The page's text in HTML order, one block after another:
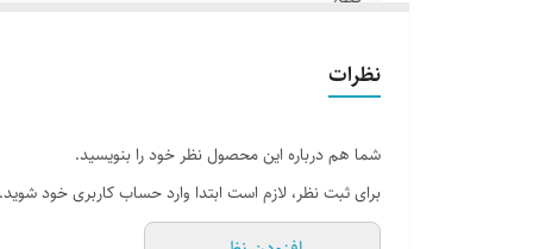
نظرات
شما هم درباره این محصول نظر خود را بنویسید.
برای ثبت نظر، لازم است ابتدا وارد حساب کاربری خود شوید.